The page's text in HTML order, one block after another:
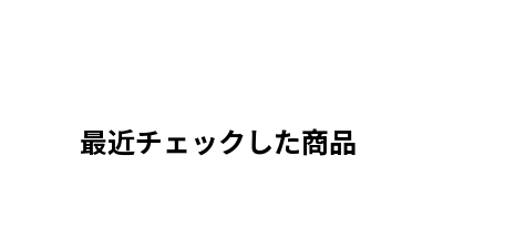
最近チェックした商品